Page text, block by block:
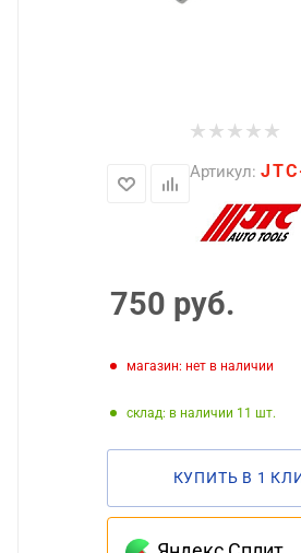
Артикул:
750 руб.
Магазин: нет в наличии
Склад: в наличии 11
КУПИТЬ В 1